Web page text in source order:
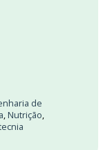
de
, Nutrição,